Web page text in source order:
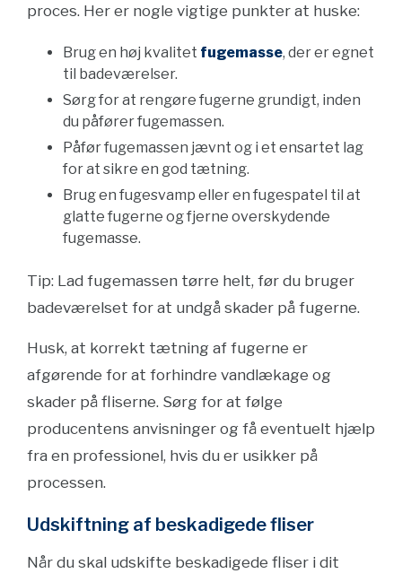
proces. Her er nogle vigtige punkter at huske:
Brug en høj kvalitet fugemasse, der er egnet
til badeværelser.
Sørg for at rengøre fugerne grundigt, inden
du påfører fugemassen.
Påfør fugemassen jævnt og i et ensartet lag
for at sikre en god tætning.
Brug en fugesvamp eller en fugespatel til at
glatte fugerne og fjerne overskydende
fugemasse.
Tip: Lad fugemassen tørre helt, før du bruger
badeværelset for at undgå skader på fugerne.
Husk, at korrekt tætning af fugerne er
afgørende for at forhindre vandlækage og
skader på fliserne. Sørg for at følge
producentens anvisninger og få eventuelt hjælp
fra en professionel, hvis du er usikker på
processen.
Udskiftning af beskadigede fliser
Når du skal udskifte beskadigede fliser i dit